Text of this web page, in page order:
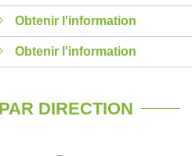
Obtenir l'information
Obtenir l'information
DIRECTION